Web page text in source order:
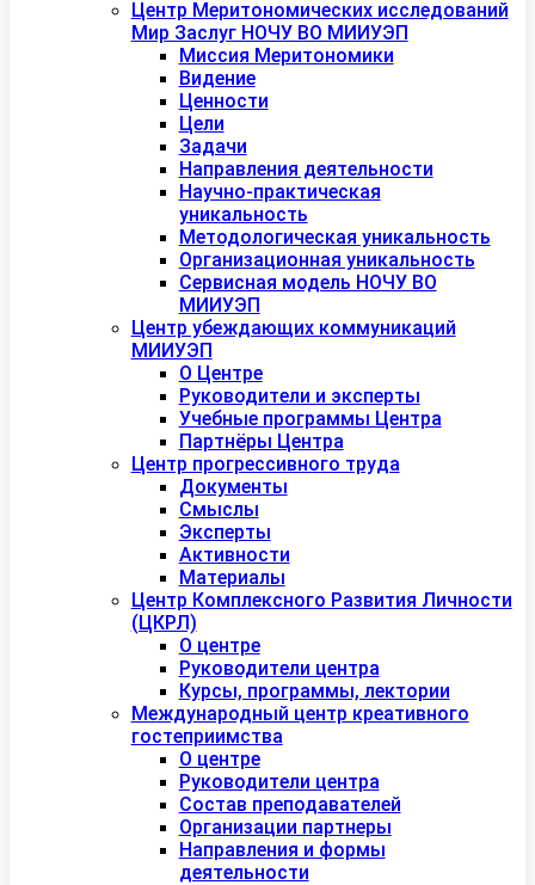
Центр Меритономических исследований
Мир Заслуг НОЧУ ВО МИИУЭП
Миссия Меритономики
Видение
Ценности
Цели
Задачи
Направления деятельности
Научно-практическая
уникальность
Методологическая уникальность
Организационная уникальность
Сервисная модель НОЧУ ВО
МИИУЭП
Центр убеждающих коммуникаций
МИИУЭП
О Центре
Руководители и эксперты
Учебные программы Центра
Партнёры Центра
Центр прогрессивного труда
Документы
Смыслы
Эксперты
Активности
Материалы
Центр Комплексного Развития Личности
(ЦКРЛ)
О центре
Руководители центра
Курсы, программы, лектории
Международный центр креативного
гостеприимства
О центре
Руководители центра
Состав преподавателей
Организации партнеры
Направления и формы
деятельности